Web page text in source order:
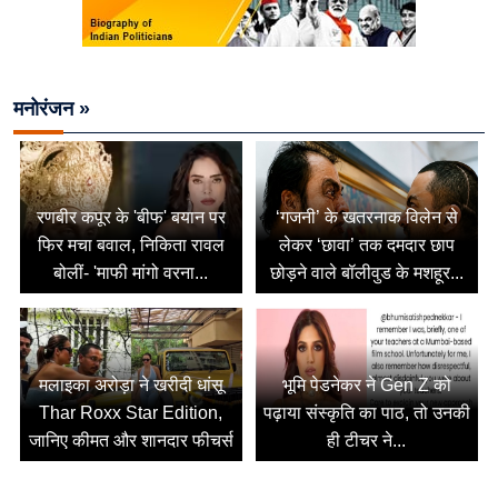
मनोरंजन »
रणबीर कपूर के 'बीफ' बयान पर
फिर मचा बवाल, निकिता रावल
बोलीं- 'माफी मांगो वरना...
‘गजनी’ के खतरनाक विलेन से
लेकर ‘छावा’ तक दमदार छाप
छोड़ने वाले बॉलीवुड के मशहूर...
मलाइका अरोड़ा ने खरीदी धांसू
Thar Roxx Star Edition,
जानिए कीमत और शानदार फीचर्स
भूमि पेडनेकर ने Gen Z को
पढ़ाया संस्कृति का पाठ, तो उनकी
ही टीचर ने...